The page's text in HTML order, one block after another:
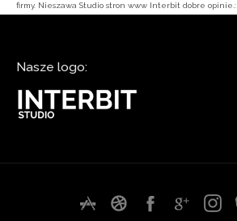
firmy. Nieszawa Studio stron www Interbit dobre opinie.:
Nasze logo: